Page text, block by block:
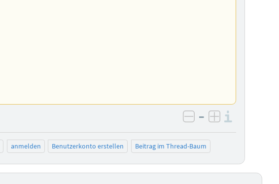
negativ bewerten
– positiv
anmelden Benutzerkonto erstellen Beitrag im Thread-Baum